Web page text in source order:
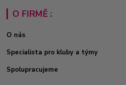
O FIRMĚ :
O nás
Specialista pro kluby a týmy
Spolupracujeme